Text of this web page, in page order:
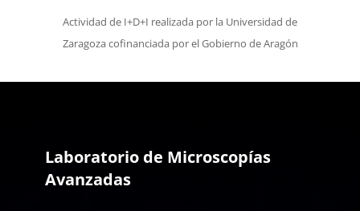
Actividad de I+D+I realizada por la Universidad de
Zaragoza cofinanciada por el Gobierno de Aragón
Laboratorio de Microscopías
Avanzadas